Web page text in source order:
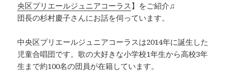
央区プリエールジュニアコーラス 】をご紹介♫
団長の杉村慶子さんにお話を伺っています。
中央区プリエールジュニアコーラスは2014年に誕生した
児童合唱団です。歌の大好きな小学校1年生から高校3年
生まで約100名の団員が在籍しています。